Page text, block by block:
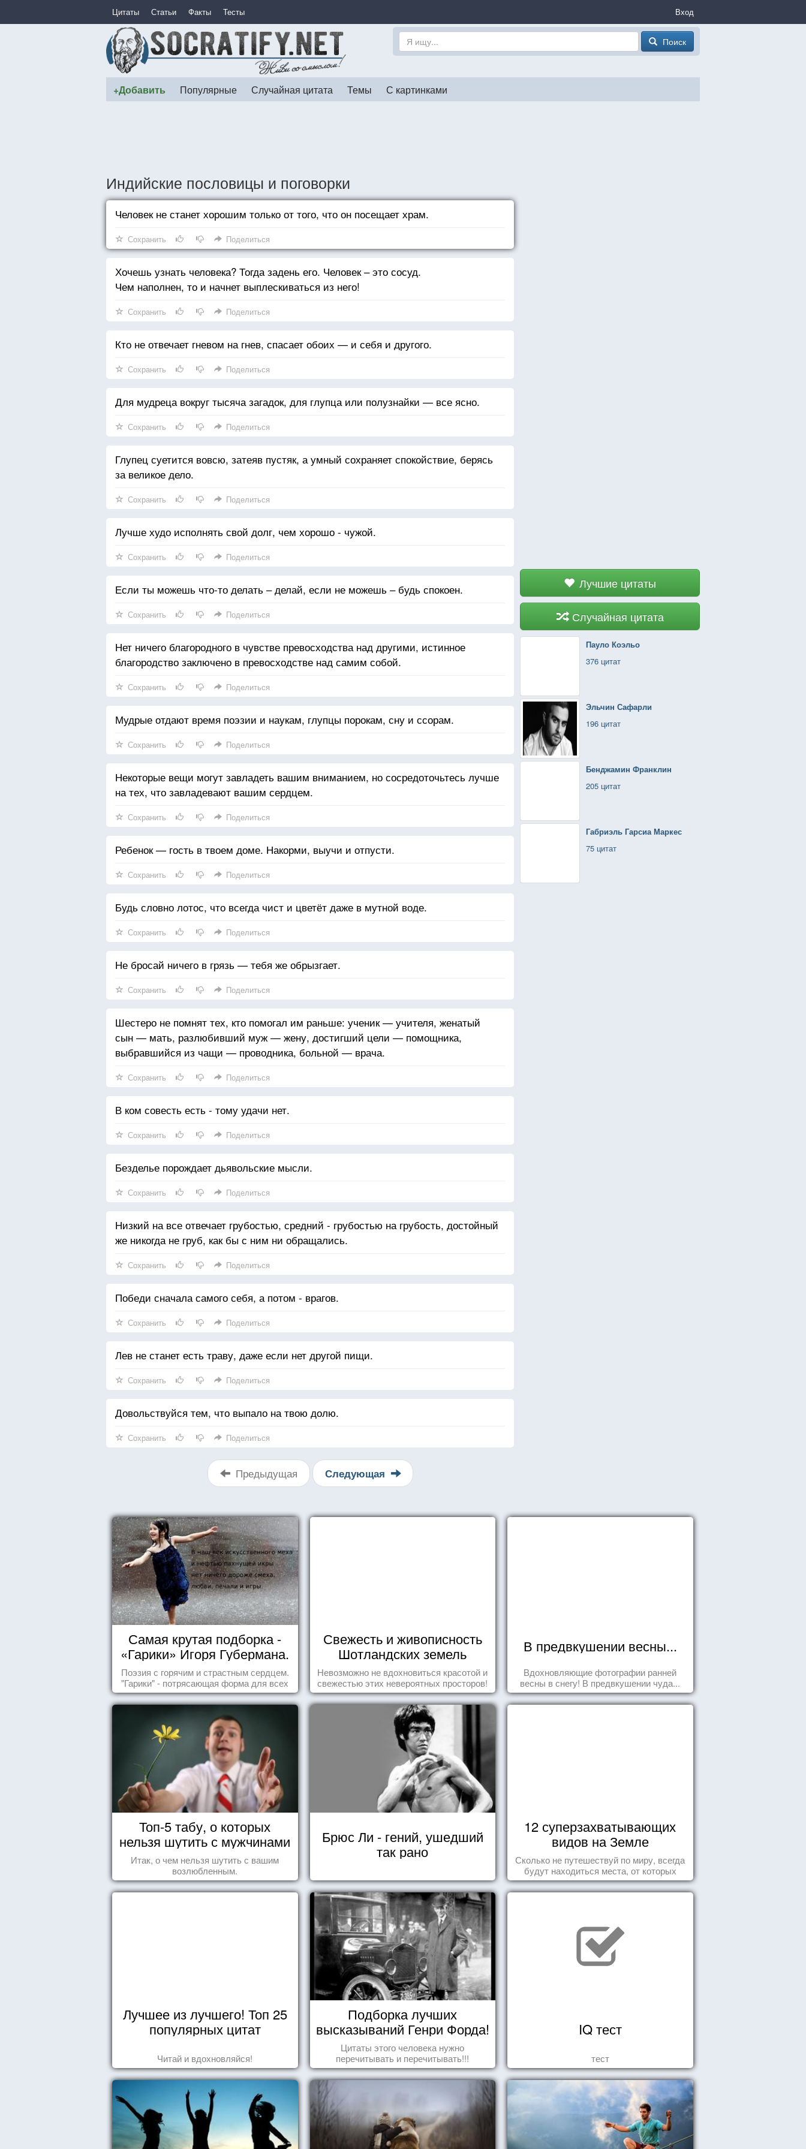
Цитаты Статьи Факты Тесты Вход
Поиск
+Добавить Популярные Случайная цитата Темы С картинками
Индийские пословицы и поговорки
Лучшие цитаты
Случайная цитата
Пауло Коэльо
376 цитат
Эльчин Сафарли
196 цитат
Бенджамин Франклин
205 цитат
Габриэль Гарсиа Маркес
75 цитат
Человек не станет хорошим только от того, что он посещает храм.
Сохранить Поделиться
Хочешь узнать человека? Тогда задень его. Человек – это сосуд.
Чем наполнен, то и начнет выплескиваться из него!
Сохранить Поделиться
Кто не отвечает гневом на гнев, спасает обоих — и себя и другого.
Сохранить Поделиться
Для мудреца вокруг тысяча загадок, для глупца или полузнайки — все ясно.
Сохранить Поделиться
Глупец суетится вовсю, затеяв пустяк, а умный сохраняет спокойствие, берясь
за великое дело.
Сохранить Поделиться
Лучше худо исполнять свой долг, чем хорошо - чужой.
Сохранить Поделиться
Если ты можешь что-то делать – делай, если не можешь – будь спокоен.
Сохранить Поделиться
Нет ничего благородного в чувстве превосходства над другими, истинное
благородство заключено в превосходстве над самим собой.
Сохранить Поделиться
Мудрые отдают время поэзии и наукам, глупцы порокам, сну и ссорам.
Сохранить Поделиться
Некоторые вещи могут завладеть вашим вниманием, но сосредоточьтесь лучше
на тех, что завладевают вашим сердцем.
Сохранить Поделиться
Ребенок — гость в твоем доме. Накорми, выучи и отпусти.
Сохранить Поделиться
Будь словно лотос, что всегда чист и цветёт даже в мутной воде.
Сохранить Поделиться
Не бросай ничего в грязь — тебя же обрызгает.
Сохранить Поделиться
Шестеро не помнят тех, кто помогал им раньше: ученик — учителя, женатый
сын — мать, разлюбивший муж — жену, достигший цели — помощника,
выбравшийся из чащи — проводника, больной — врача.
Сохранить Поделиться
В ком совесть есть - тому удачи нет.
Сохранить Поделиться
Безделье порождает дьявольские мысли.
Сохранить Поделиться
Низкий на все отвечает грубостью, средний - грубостью на грубость, достойный
же никогда не груб, как бы с ним ни обращались.
Сохранить Поделиться
Победи сначала самого себя, а потом - врагов.
Сохранить Поделиться
Лев не станет есть траву, даже если нет другой пищи.
Сохранить Поделиться
Довольствуйся тем, что выпало на твою долю.
Сохранить Поделиться
Предыдущая Следующая
Самая крутая подборка -
«Гарики» Игоря Губермана.
Читайте, получайте
удовольствие!
Поэзия с горячим и страстным сердцем.
"Гарики" - потрясающая форма для всех
случаев жизни.
Свежесть и живописность
Шотландских земель
Невозможно не вдохновиться красотой и
свежестью этих невероятных просторов!
В предвкушении весны...
Вдохновляющие фотографии ранней
весны в снегу! В предвкушении чуда...
Топ-5 табу, о которых
нельзя шутить с мужчинами
Итак, о чем нельзя шутить с вашим
возлюбленным.
Брюс Ли - гений, ушедший
так рано
12 суперзахватывающих
видов на Земле
Сколько не путешествуй по миру, всегда
будут находиться места, от которых
перехватывает дух и кружится голова...
Лучшее из лучшего! Топ 25
популярных цитат
Читай и вдохновляйся!
Подборка лучших
высказываний Генри Форда!
Цитаты этого человека нужно
перечитывать и перечитывать!!!
IQ тест
тест